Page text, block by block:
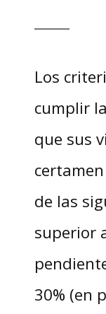
Los
cumplir
que sus
de las
superior
30% (en